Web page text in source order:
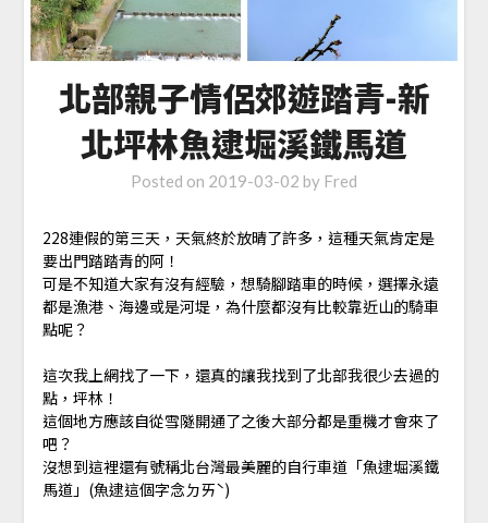
北部親子情侶郊遊踏青-新
北坪林魚逮堀溪鐵馬道
Posted on 2019-03-02 by Fred
228連假的第三天，天氣終於放晴了許多，這種天氣肯定是
要出門踏踏青的阿！
可是不知道大家有沒有經驗，想騎腳踏車的時候，選擇永遠
都是漁港、海邊或是河堤，為什麼都沒有比較靠近山的騎車
點呢？
這次我上網找了一下，還真的讓我找到了北部我很少去過的
點，坪林！
這個地方應該自從雪隧開通了之後大部分都是重機才會來了
吧？
沒想到這裡還有號稱北台灣最美麗的自行車道「魚逮堀溪鐵
馬道」(魚逮這個字念ㄉㄞˋ)